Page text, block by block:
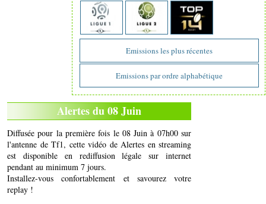
Emissions les plus récentes
Emissions par ordre alphabétique
Alertes du 08 Juin
Diffusée pour la première fois le 08 Juin à 07h00 sur
l'antenne de Tf1, cette vidéo de Alertes en streaming
est disponible en rediffusion légale sur internet
pendant au minimum 7 jours.
Installez-vous confortablement et savourez votre
replay !